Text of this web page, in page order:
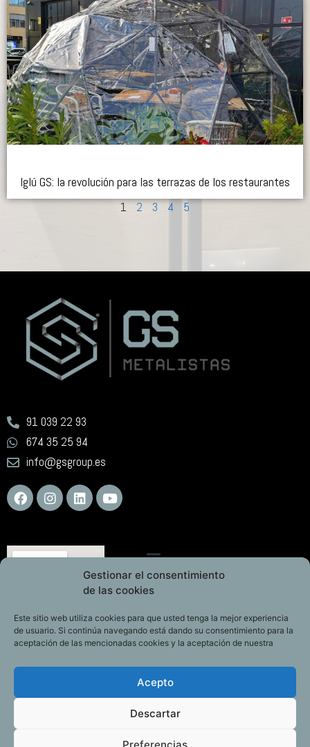
Gestionar el consentimiento
de las cookies
Este sitio web utiliza cookies para que usted tenga la mejor experiencia
de usuario. Si continúa navegando está dando su consentimiento para la
aceptación de las mencionadas cookies y la aceptación de nuestra
Acepto
Descartar
Preferencias
Iglú GS: la revolución para las terrazas de los restaurantes
1 2 3 4 5
91 039 22 93
674 35 25 94
info@gsgroup.es